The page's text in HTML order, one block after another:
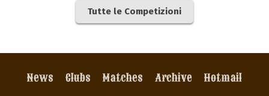
Tutte le Competizioni
News Clubs Matches Archive Hotmail